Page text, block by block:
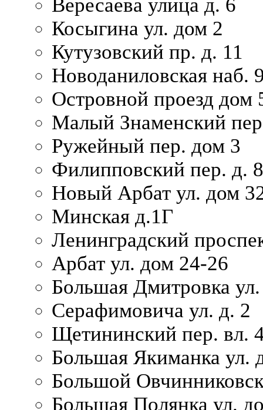
Вересаева улица д. 6
Косыгина ул. дом 2
Кутузовский пр. д. 11
Новоданиловская наб.
Островной проезд дом
Малый Знаменский
Ружейный пер. дом 3
Филипповский пер. д. 8
Новый Арбат ул. дом
Минская д.1Г
Ленинградский
Арбат ул. дом 24-26
Большая Дмитровка
Серафимовича ул. д. 2
Щетининский пер. вл.
Большая Якиманка ул.
Большой
Большая Полянка ул.